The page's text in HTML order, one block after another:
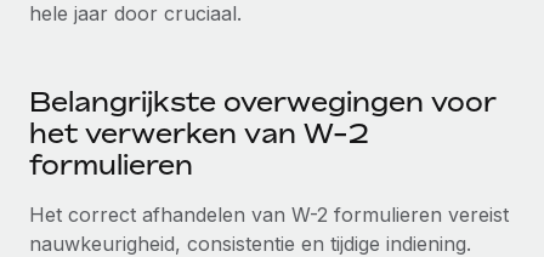
beheert met Remote
Phiture, een toonaangevende leider in de wereldwijde
mobiele groeiadviessector, zet zich sinds 2016...
Meer informatie
hele jaar door cruciaal.
Belangrijkste overwegingen voor
het verwerken van W-2
formulieren
Het correct afhandelen van W-2 formulieren vereist
nauwkeurigheid, consistentie en tijdige indiening.